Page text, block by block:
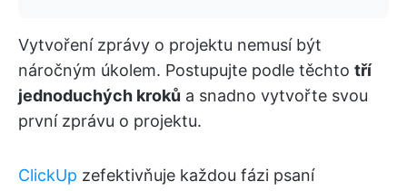
Vytvoření zprávy o projektu nemusí být
náročným úkolem. Postupujte podle těchto tří
jednoduchých kroků a snadno vytvořte svou
první zprávu o projektu.
ClickUp zefektivňuje každou fázi psaní